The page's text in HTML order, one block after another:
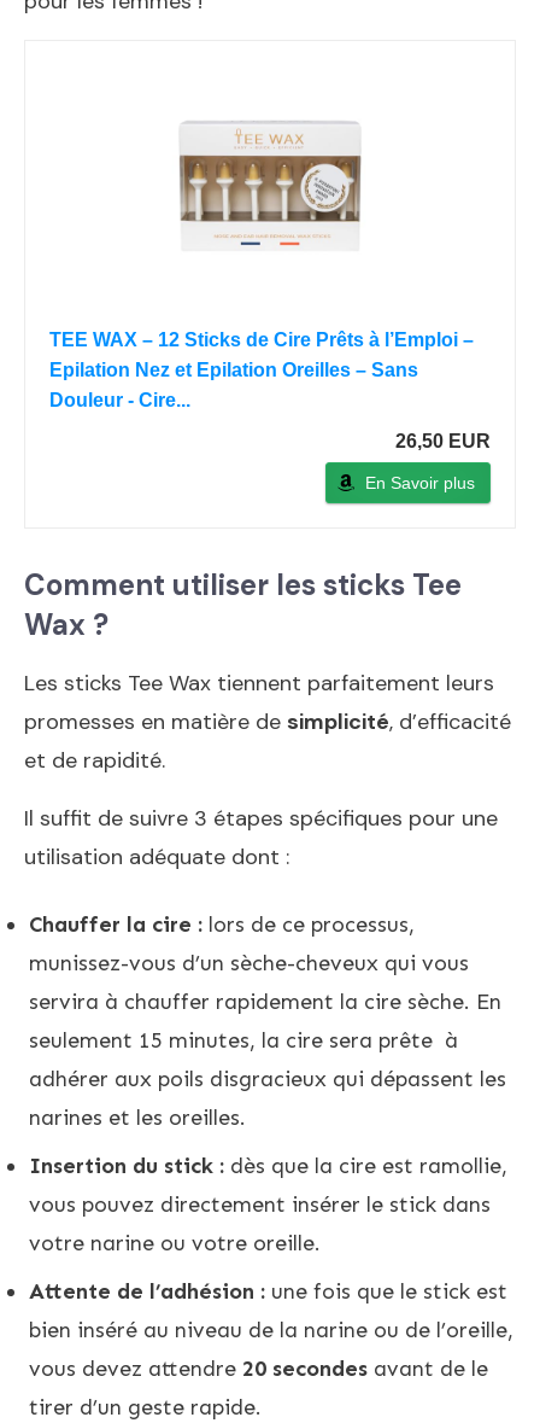
TEE WAX – 12 Sticks de Cire Prêts à l’Emploi –
Epilation Nez et Epilation Oreilles – Sans
Douleur - Cire...
26,50 EUR
En Savoir plus
Comment utiliser les sticks Tee
Wax ?
Les sticks Tee Wax tiennent parfaitement leurs
promesses en matière de simplicité, d’efficacité
et de rapidité.
Il suffit de suivre 3 étapes spécifiques pour une
utilisation adéquate dont :
Chauffer la cire : lors de ce processus,
munissez-vous d’un sèche-cheveux qui vous
servira à chauffer rapidement la cire sèche. En
seulement 15 minutes, la cire sera prête à
adhérer aux poils disgracieux qui dépassent les
narines et les oreilles.
Insertion du stick : dès que la cire est ramollie,
vous pouvez directement insérer le stick dans
votre narine ou votre oreille.
Attente de l’adhésion : une fois que le stick est
bien inséré au niveau de la narine ou de l’oreille,
vous devez attendre 20 secondes avant de le
tirer d’un geste rapide.